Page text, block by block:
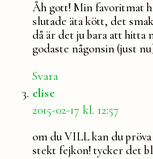
Åh gott! Min favoritmat
slutade äta kött, det
då är det ju bara att hitta
godaste någonsin (just
Svara
elisesäger:
2015-02-17 kl. 12:57
om du VILL kan du
stekt fejkon! tycker det